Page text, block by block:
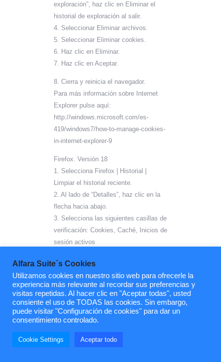
exploración”, haz clic en Eliminar el
historial de exploración al salir.
4. Seleccionar Eliminar archivos.
5. Seleccionar Eliminar cookies.
6. Haz clic en Eliminar.
7. Haz clic en Aceptar.
8. Cierra y reinicia el navegador.
Para más información sobre Internet
Explorer pulse aquí:
http://windows.microsoft.com/es-
419/windows7/how-to-manage-cookies-
in-internet-explorer-9
Firefox. Versión 18
1. Selecciona Firefox | Historial |
Limpiar el historial reciente.
2. Al lado de “Detalles”, haz clic en la
flecha hacia abajo.
3. Selecciona las siguientes casillas de
verificación: Cookies, Caché, Inicios de
sesión activos
borrar” en el menú desplegable,
selecciona Todo.
5. Haz clic en Borrar ahora.
6. Cierra y reinicia el navegador.
Puede aceptar o rechazar las cookies
individualmente en las Preferencias de
Firefox, en
la sección Historial disponible en
Alfara Suite´s Cookies
Utilizamos cookies en nuestro sitio web para ofrecerle la
experiencia más relevante al recordar sus preferencias y
visitas repetidas. Al hacer clic en "Aceptar todas", usted
consiente el uso de TODAS las cookies. Sin embargo,
puede visitar "Configuración de cookies" para dar un
consentimiento controlado.
Cookie Settings Aceptar todo